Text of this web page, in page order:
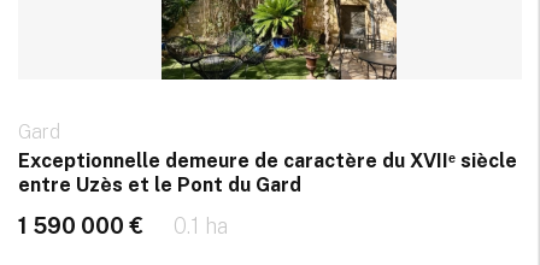
Gard
Exceptionnelle demeure de caractère du XVIIᵉ siècle
entre Uzès et le Pont du Gard
1 590 000 € 0.1 ha